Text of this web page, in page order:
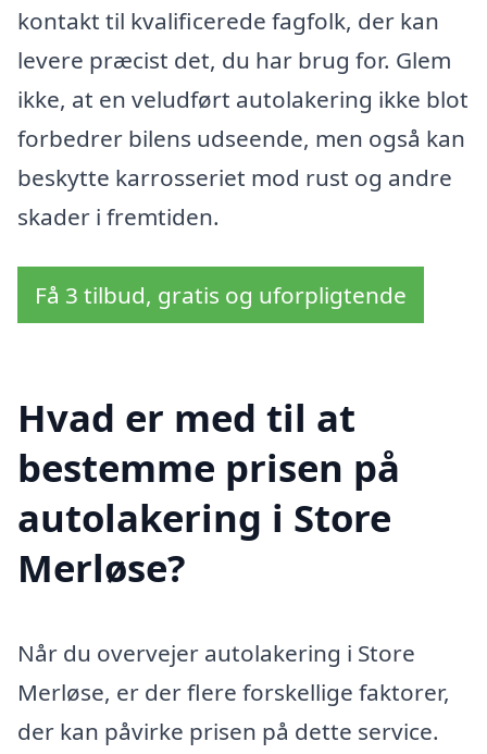
kontakt til kvalificerede fagfolk, der kan
levere præcist det, du har brug for. Glem
ikke, at en veludført autolakering ikke blot
forbedrer bilens udseende, men også kan
beskytte karrosseriet mod rust og andre
skader i fremtiden.
Få 3 tilbud, gratis og uforpligtende
Hvad er med til at
bestemme prisen på
autolakering i Store
Merløse?
Når du overvejer autolakering i Store
Merløse, er der flere forskellige faktorer,
der kan påvirke prisen på dette service.